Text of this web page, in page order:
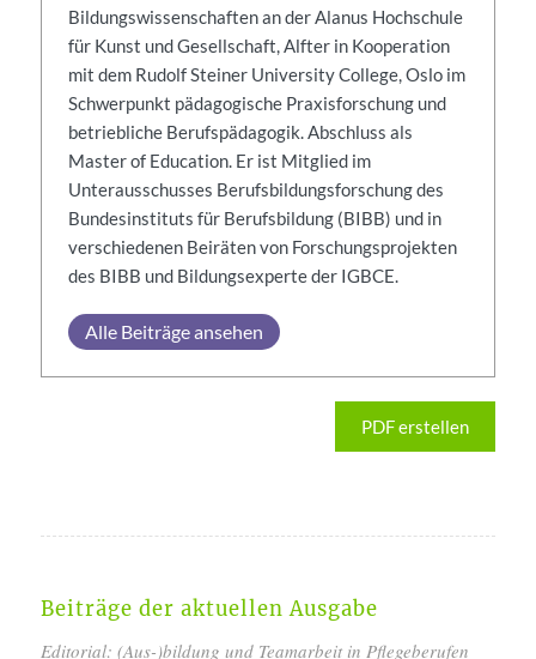
Bildungswissenschaften an der Alanus Hochschule
für Kunst und Gesellschaft, Alfter in Kooperation
mit dem Rudolf Steiner University College, Oslo im
Schwerpunkt pädagogische Praxisforschung und
betriebliche Berufspädagogik. Abschluss als
Master of Education. Er ist Mitglied im
Unterausschusses Berufsbildungsforschung des
Bundesinstituts für Berufsbildung (BIBB) und in
verschiedenen Beiräten von Forschungsprojekten
des BIBB und Bildungsexperte der IGBCE.
Alle Beiträge ansehen
PDF erstellen
Beiträge der aktuellen Ausgabe
Editorial: (Aus-)bildung und Teamarbeit in Pflegeberufen